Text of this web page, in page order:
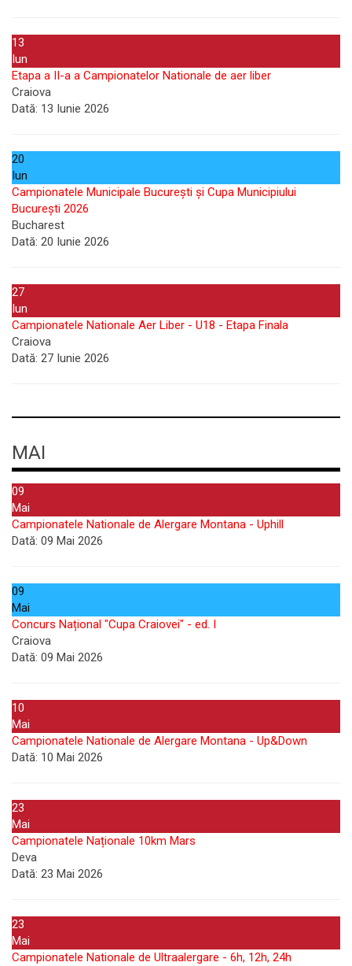
13
Iun
Etapa a II-a a Campionatelor Nationale de aer liber
Craiova
Dată: 13 Iunie 2026
20
Iun
Campionatele Municipale București și Cupa Municipiului
București 2026
Bucharest
Dată: 20 Iunie 2026
27
Iun
Campionatele Nationale Aer Liber - U18 - Etapa Finala
Craiova
Dată: 27 Iunie 2026
MAI
09
Mai
Campionatele Nationale de Alergare Montana - Uphill
Dată: 09 Mai 2026
09
Mai
Concurs Național "Cupa Craiovei" - ed. I
Craiova
Dată: 09 Mai 2026
10
Mai
Campionatele Nationale de Alergare Montana - Up&Down
Dată: 10 Mai 2026
23
Mai
Campionatele Naționale 10km Mars
Deva
Dată: 23 Mai 2026
23
Mai
Campionatele Nationale de Ultraalergare - 6h, 12h, 24h